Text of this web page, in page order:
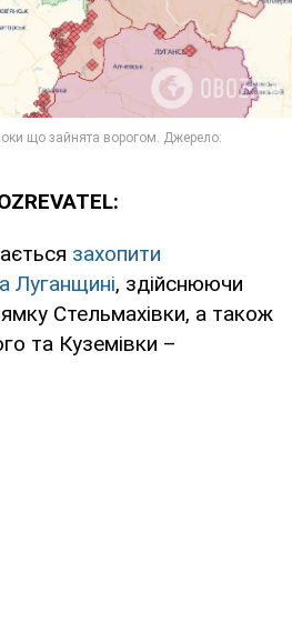
захопити
Луганщині, здійснюючи
Стельмахівки, а також
та Куземівки –